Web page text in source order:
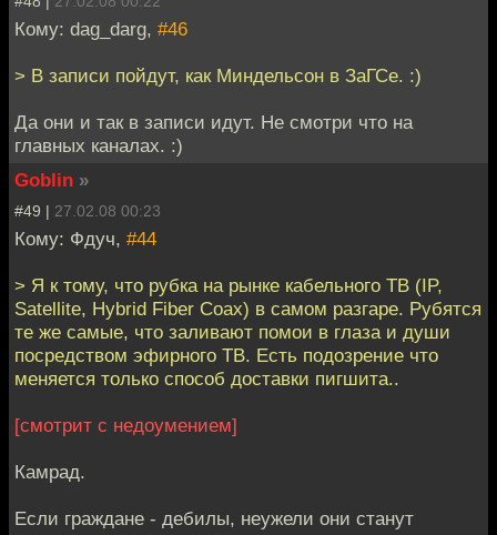
Кому: dag_darg, #46
> В записи пойдут, как Миндельсон в ЗаГСе. :)
Да они и так в записи идут. Не смотри что на
главных каналах. :)
Goblin »
#49 | 27.02.08 00:23
Кому: Фдуч, #44
> Я к тому, что рубка на рынке кабельного ТВ (IP,
Satellite, Hybrid Fiber Coax) в самом разгаре. Рубятся
те же самые, что заливают помои в глаза и души
посредством эфирного ТВ. Есть подозрение что
меняется только способ доставки пигшита..
[смотрит с недоумением]
Камрад.
Если граждане - дебилы, неужели они станут